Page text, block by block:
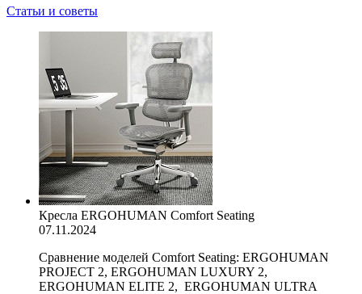
Статьи и советы
Кресла ERGOHUMAN Comfort Seating
07.11.2024
Сравнение моделей Comfort Seating: ERGOHUMAN
PROJECT 2, ERGOHUMAN LUXURY 2,
ERGOHUMAN ELITE 2, ERGOHUMAN ULTRA